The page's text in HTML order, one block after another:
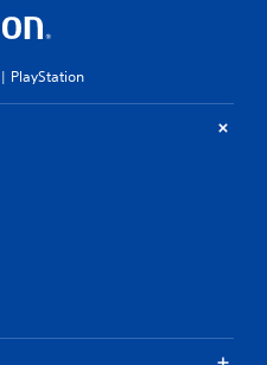
PlayStation